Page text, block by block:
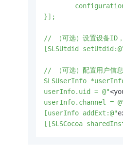
}];
// （可选）设置设备ID
[SLSUtdid
// （可选）配置用户信
SLSUserInfo
userInfo.uid = @"
userInfo.channel =
[userInfo addExt:@"
[[SLSCocoa